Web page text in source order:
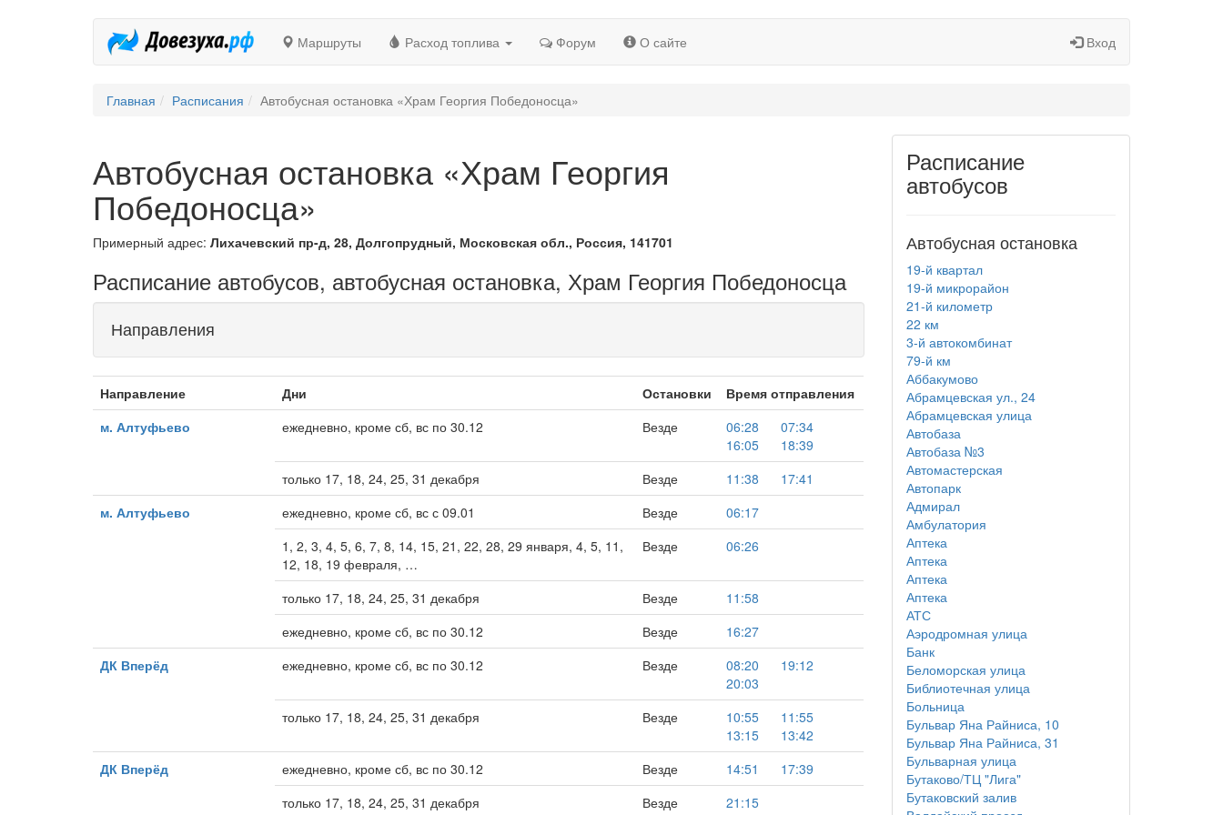
Маршруты Расход топлива Форум О сайте Вход
Главная Расписания Автобусная остановка «Храм Георгия Победоносца»
Автобусная остановка «Храм Георгия
Победоносца»
Примерный адрес: Лихачевский пр-д, 28, Долгопрудный, Московская обл., Россия, 141701
Расписание автобусов, автобусная остановка, Храм Георгия Победоносца
Направления
Направление Дни Остановки
Время отправления
м. Алтуфьево
ежедневно, кроме сб, вс по 30.12 Везде 06:28
07:34
16:05
18:39
только 17, 18, 24, 25, 31 декабря
Везде 11:38
17:41
м. Алтуфьево
ежедневно, кроме сб, вс с 09.01 Везде
06:17
1, 2, 3, 4, 5, 6, 7, 8, 14, 15, 21, 22, 28, 29 января, 4, 5, 11,
12, 18, 19 февраля, …
Везде 06:26
только 17, 18, 24, 25, 31 декабря Везде
11:58
ежедневно, кроме сб, вс по 30.12
Везде
16:27
ДК Вперёд
ежедневно, кроме сб, вс по 30.12 Везде 08:20
19:12
20:03
только 17, 18, 24, 25, 31 декабря
Везде 10:55
11:55
13:15
13:42
ДК Вперёд
ежедневно, кроме сб, вс по 30.12 Везде 14:51
17:39
только 17, 18, 24, 25, 31 декабря
Везде 21:15
Расписание
автобусов
Автобусная остановка
19-й квартал
19-й микрорайон
21-й километр
22 км
3-й автокомбинат
79-й км
Аббакумово
Абрамцевская ул., 24
Абрамцевская улица
Автобаза
Автобаза №3
Автомастерская
Автопарк
Адмирал
Амбулатория
Аптека
Аптека
Аптека
Аптека
АТС
Аэродромная улица
Банк
Беломорская улица
Библиотечная улица
Больница
Бульвар Яна Райниса, 10
Бульвар Яна Райниса, 31
Бульварная улица
Бутаково/ТЦ "Лига"
Бутаковский залив